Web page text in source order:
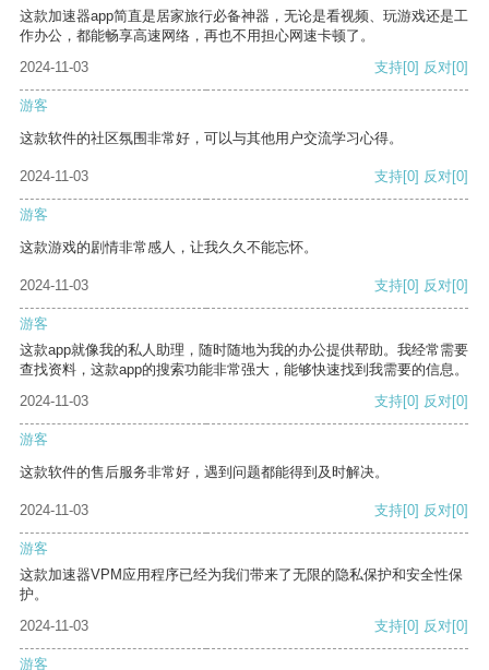
这款加速器app简直是居家旅行必备神器，无论是看视频、玩游戏还是工
作办公，都能畅享高速网络，再也不用担心网速卡顿了。
2024-11-03
支持[0] 反对[0]
游客
这款软件的社区氛围非常好，可以与其他用户交流学习心得。
2024-11-03 支持[0] 反对[0]
游客
这款游戏的剧情非常感人，让我久久不能忘怀。
2024-11-03 支持[0] 反对[0]
游客
这款app就像我的私人助理，随时随地为我的办公提供帮助。我经常需要
查找资料，这款app的搜索功能非常强大，能够快速找到我需要的信息。
2024-11-03
支持[0] 反对[0]
游客
这款软件的售后服务非常好，遇到问题都能得到及时解决。
2024-11-03 支持[0] 反对[0]
游客
这款加速器VPM应用程序已经为我们带来了无限的隐私保护和安全性保
护。
2024-11-03
支持[0] 反对[0]
游客